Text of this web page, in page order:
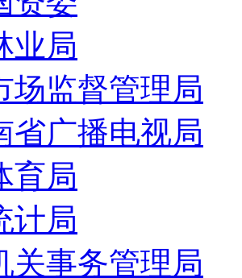
业局
场监督管理局
省广播电视局
育局
计局
关事务管理局